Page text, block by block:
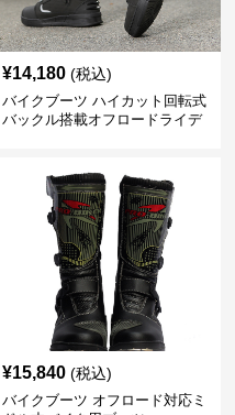
¥14,180 (税込)
バイクブーツ ハイカット回転式
バックル搭載オフロードライデ
¥15,840 (税込)
バイクブーツ オフロード対応ミ